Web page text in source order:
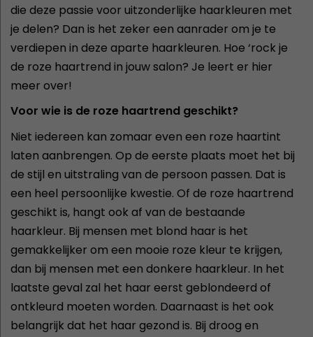
die deze passie voor uitzonderlijke haarkleuren met
je delen? Dan is het zeker een aanrader om je te
verdiepen in deze aparte haarkleuren. Hoe ‘rock je
de roze haartrend in jouw salon? Je leert er hier
meer over!
Voor wie is de roze haartrend geschikt?
Niet iedereen kan zomaar even een roze haartint
laten aanbrengen. Op de eerste plaats moet het bij
de stijl en uitstraling van de persoon passen. Dat is
een heel persoonlijke kwestie. Of de roze haartrend
geschikt is, hangt ook af van de bestaande
haarkleur. Bij mensen met blond haar is het
gemakkelijker om een mooie roze kleur te krijgen,
dan bij mensen met een donkere haarkleur. In het
laatste geval zal het haar eerst geblondeerd of
ontkleurd moeten worden. Daarnaast is het ook
belangrijk dat het haar gezond is. Bij droog en